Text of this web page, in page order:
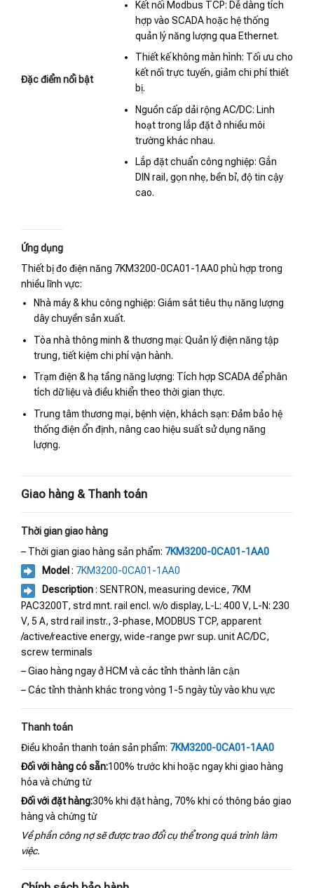
Đặc điểm nổi bật
Kết nối Modbus TCP: Dễ dàng tích
hợp vào SCADA hoặc hệ thống
quản lý năng lượng qua Ethernet.
Thiết kế không màn hình: Tối ưu cho
kết nối trực tuyến, giảm chi phí thiết
bị.
Nguồn cấp dải rộng AC/DC: Linh
hoạt trong lắp đặt ở nhiều môi
trường khác nhau.
Lắp đặt chuẩn công nghiệp: Gắn
DIN rail, gọn nhẹ, bền bỉ, độ tin cậy
cao.
Ứng dụng
Thiết bị đo điện năng 7KM3200-0CA01-1AA0 phù hợp trong
nhiều lĩnh vực:
Nhà máy & khu công nghiệp: Giám sát tiêu thụ năng lượng
dây chuyền sản xuất.
Tòa nhà thông minh & thương mại: Quản lý điện năng tập
trung, tiết kiệm chi phí vận hành.
Trạm điện & hạ tầng năng lượng: Tích hợp SCADA để phân
tích dữ liệu và điều khiển theo thời gian thực.
Trung tâm thương mại, bệnh viện, khách sạn: Đảm bảo hệ
thống điện ổn định, nâng cao hiệu suất sử dụng năng
lượng.
Giao hàng & Thanh toán
Thời gian giao hàng
– Thời gian giao hàng sản phẩm: 7KM3200-0CA01-1AA0
Model : 7KM3200-0CA01-1AA0
Description: SENTRON, measuring device, 7KM
PAC3200T, strd mnt. rail encl. w/o display, L-L: 400 V, L-N: 230
V, 5 A, strd rail instr., 3-phase, MODBUS TCP, apparent
/active/reactive energy, wide-range pwr sup. unit AC/DC,
screw terminals
– Giao hàng ngay ở HCM và các tỉnh thành lân cận
– Các tỉnh thành khác trong vòng 1-5 ngày tùy vào khu vực
Thanh toán
Điều khoản thanh toán sản phẩm: 7KM3200-0CA01-1AA0
Đối với hàng có sẵn:100% trước khi hoặc ngay khi giao hàng
hóa và chứng từ
Đối với đặt hàng:30% khi đặt hàng, 70% khi có thông báo giao
hàng và chứng từ
Về phần công nợ sẽ được trao đổi cụ thể trong quá trình làm
việc.